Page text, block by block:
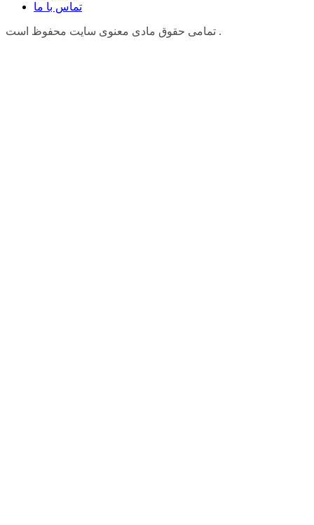
تماس با ما
تمامی حقوق مادی معنوی سایت محفوظ است .